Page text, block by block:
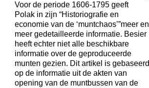
Voor de periode 1606-1795 geeft
Polak in zijn “Historiografie en
economie van de ‘muntchaos’”meer en
meer gedetailleerde informatie. Besier
heeft echter niet alle beschikbare
informatie over de geproduceerde
munten gezien. Dit artikel is gebaseerd
op de informatie uit de akten van
opening van de muntbussen van de